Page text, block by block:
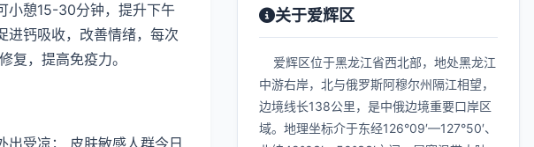
小憩15-30分钟，提升下午
进钙吸收，改善情绪，每次
，提高免疫力。
受凉； 皮肤敏感人群今日
关于爱辉区
爱辉区位于黑龙江省西北部，地处黑龙江
中游右岸，北与俄罗斯阿穆尔州隔江相望，
边境线长138公里，是中俄边境重要口岸区
域。地理坐标介于东经126°09′—127°50′、